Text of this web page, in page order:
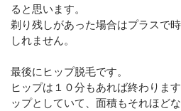
ると思います。
剃り残しがあった場合はプラスで
しれません。
最後にヒップ脱毛です。
ヒップは１０分もあれば終わりま
ップとしていて、面積もそれほど